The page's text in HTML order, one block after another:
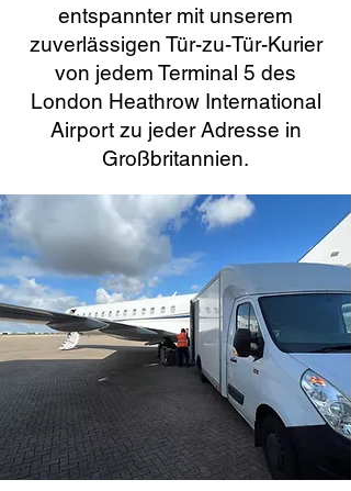
entspannter mit unserem
zuverlässigen Tür-zu-Tür-Kurier
von jedem Terminal 5 des
London Heathrow International
Airport zu jeder Adresse in
Großbritannien.